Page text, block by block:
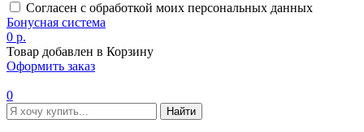
Согласен с обработкой моих персональных данных
Бонусная система
0 р.
Товар добавлен в Корзину
Оформить заказ
0
Найти